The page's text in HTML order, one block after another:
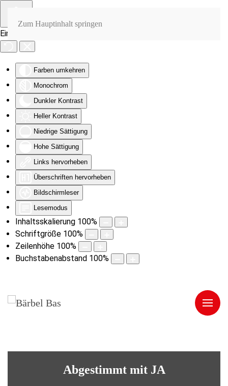
Eingabehilfen öffnen
Farben umkehren
Monochrom
Dunkler Kontrast
Heller Kontrast
Niedrige Sättigung
Hohe Sättigung
Links hervorheben
Überschriften hervorheben
Bildschirmleser
Lesemodus
Inhaltsskalierung 100%
Schriftgröße 100%
Zeilenhöhe 100%
Buchstabenabstand 100%
Zum Hauptinhalt springen
Abgestimmt mit JA